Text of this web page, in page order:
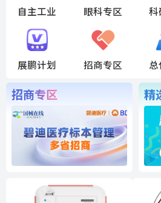
自主工业 眼科专区 科
展鹏计划 招商专区
招商专区 精